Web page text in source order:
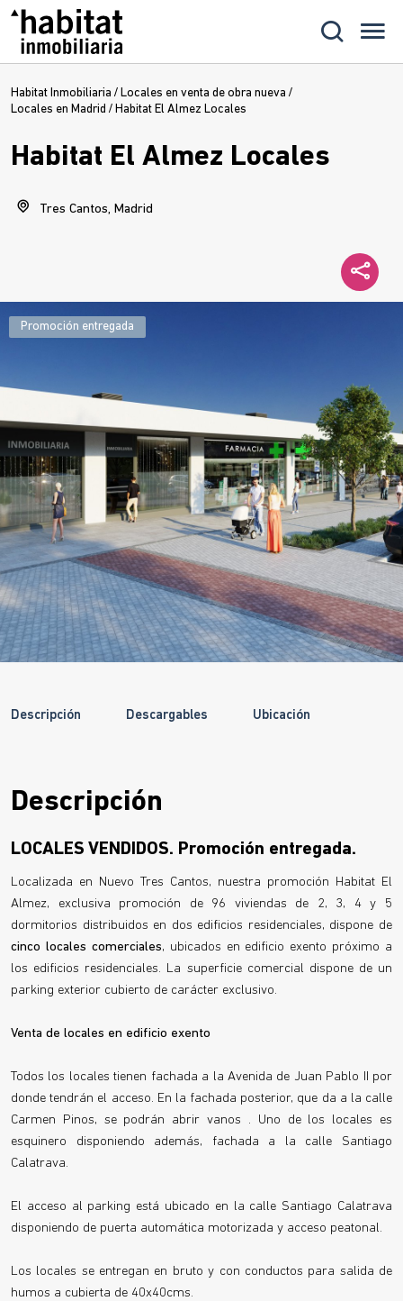
Habitat Inmobiliaria / Locales en venta de obra nueva /
Locales en Madrid / Habitat El Almez Locales
Habitat El Almez Locales
Tres Cantos, Madrid
Promoción entregada
Descripción Descargables Ubicación
Descripción
LOCALES VENDIDOS. Promoción entregada.
Localizada en Nuevo Tres Cantos, nuestra promoción Habitat El
Almez, exclusiva promoción de 96 viviendas de 2, 3, 4 y 5
dormitorios distribuidos en dos edificios residenciales, dispone de
cinco locales comerciales, ubicados en edificio exento próximo a
los edificios residenciales. La superficie comercial dispone de un
parking exterior cubierto de carácter exclusivo.
Venta de locales en edificio exento
Todos los locales tienen fachada a la Avenida de Juan Pablo II por
donde tendrán el acceso. En la fachada posterior, que da a la calle
Carmen Pinos, se podrán abrir vanos . Uno de los locales es
esquinero disponiendo además, fachada a la calle Santiago
Calatrava.
El acceso al parking está ubicado en la calle Santiago Calatrava
disponiendo de puerta automática motorizada y acceso peatonal.
Los locales se entregan en bruto y con conductos para salida de
humos a cubierta de 40x40cms.